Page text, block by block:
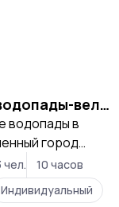
Восточная Абхазия: водопады-великаны и заброшенный город
водопады в
город
чел.
10 часов
Индивидуальный